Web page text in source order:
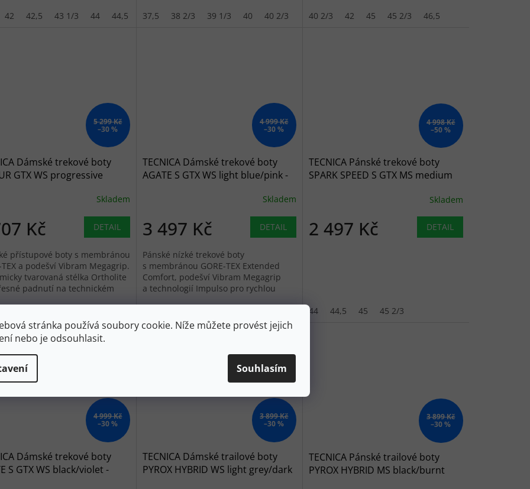
stránka používá soubory cookie. Níže můžete provést jejich
nebo je odsouhlasit.
Souhlasím
42 42,5 43 1/3 44 44,5 45 46,5 47 47 2/3
37,5 38 2/3 39 1/3 40 40 2/3 41,5 42 42,5
40 2/3
42 45 45 2/3 46,5
5 299 Kč
–30 %
Dámské trekové boty
GTX WS progressive
Skladem
Kč DETAIL
přístupové boty s membránou
TEX a podešví Vibram Megagrip.
tvarovaná stélka Ortholite
padnutí na technickém
4 999 Kč
–30 %
TECNICA Dámské trekové boty
AGATE S GTX WS light blue/pink -
Skladem
3 497 Kč DETAIL
Pánské nízké trekové boty
s membránou GORE-TEX Extended
Comfort, podešví Vibram Megagrip
a technologií Impulso pro rychlou
4 998 Kč
–50 %
TECNICA Pánské trekové boty
SPARK SPEED S GTX MS medium
Skladem
2 497 Kč DETAIL
44 44,5 45 45 2/3
4 999 Kč
–30 %
Dámské trekové boty
S GTX WS black/violet -
3 899 Kč
–30 %
TECNICA Dámské trailové boty
PYROX HYBRID WS light grey/dark
3 899 Kč
–30 %
TECNICA Pánské trailové boty
PYROX HYBRID MS black/burnt